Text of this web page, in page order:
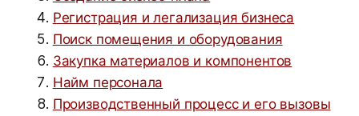
Регистрация и легализация бизнеса
Поиск помещения и оборудования
Закупка материалов и компонентов
Найм персонала
Производственный процесс и его вызовы